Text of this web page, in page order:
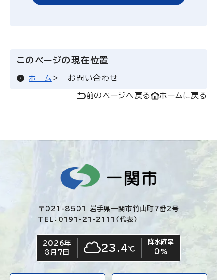
このページの現在位置
ホーム お問い合わせ
前のページへ戻る ホームに戻る
〒021-8501 岩手県一関市竹山町7番2号
TEL：0191-21-2111（代表）
今日の日付
2026年
8月7日
今日の天気
くもり23.4℃
降水確率
0%